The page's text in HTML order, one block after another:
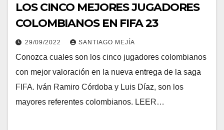
LOS CINCO MEJORES JUGADORES
COLOMBIANOS EN FIFA 23
29/09/2022 SANTIAGO MEJÍA
Conozca cuales son los cinco jugadores colombianos
con mejor valoración en la nueva entrega de la saga
FIFA. Iván Ramiro Córdoba y Luis Díaz, son los
mayores referentes colombianos. LEER…